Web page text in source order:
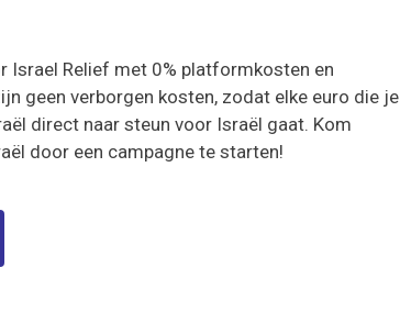
Israel Relief met 0% platformkosten en
geen verborgen kosten, zodat elke euro die je
direct naar steun voor Israël gaat. Kom
door een campagne te starten!